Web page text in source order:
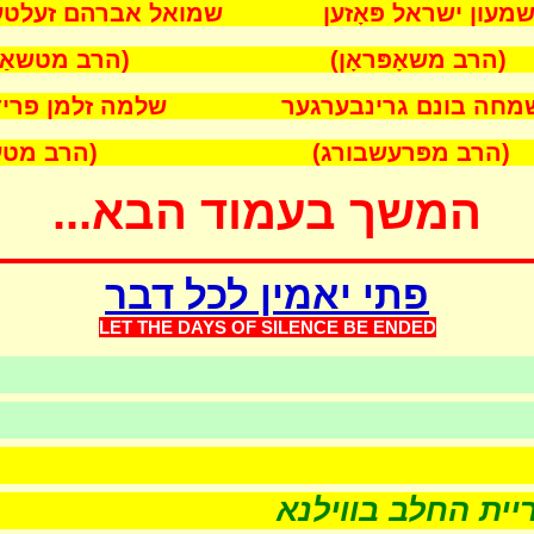
ישראל פּאָזען שמואל אברהם
משאָפּראָן) (הרב
בונם גרינבערגער שלמה זלמן
מפּרעשבורג) (הרב
המשך בעמוד הבא...
פתי יאמין לכל דבר
LET THE DAYS OF SILENCE BE ENDED
שערוריית החלב בווילנא